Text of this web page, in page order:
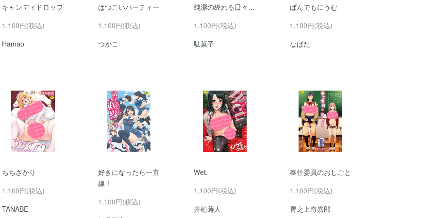
キャンディドロップ
1,100円(税込)
Hamao
はつこいパーティー
1,100円(税込)
つかこ
純潔の終わる日々…
1,100円(税込)
駄菓子
ぱんでもにうむ
1,100円(税込)
なぱた
ちちざかり
1,100円(税込)
TANABE
好きになったら一直
線！
1,100円(税込)
Wet.
1,100円(税込)
井植蒔人
奉仕委員のおしごと
1,100円(税込)
胃之上奇嘉郎